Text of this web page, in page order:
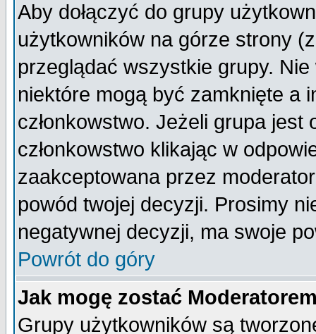
Aby dołączyć do grupy
użytkowników na górze strony
przeglądać wszystkie grupy.
niektóre mogą być zamknięte a
członkowstwo. Jeżeli grupa
członkowstwo klikając w
zaakceptowana przez
powód twojej decyzji. Prosimy
negatywnej decyzji, ma swoje
Powrót do góry
Jak mogę zostać
Grupy użytkowników są